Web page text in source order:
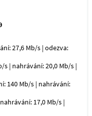
27,6 Mb/s | odezva:
s | nahrávání: 20,0 Mb/s |
140 Mb/s | nahrávání:
17,0 Mb/s |